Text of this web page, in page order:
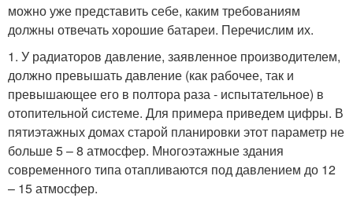
можно уже представить себе, каким требованиям
должны отвечать хорошие батареи. Перечислим их.
1. У радиаторов давление, заявленное производителем,
должно превышать давление (как рабочее, так и
превышающее его в полтора раза - испытательное) в
отопительной системе. Для примера приведем цифры. В
пятиэтажных домах старой планировки этот параметр не
больше 5 – 8 атмосфер. Многоэтажные здания
современного типа отапливаются под давлением до 12
– 15 атмосфер.